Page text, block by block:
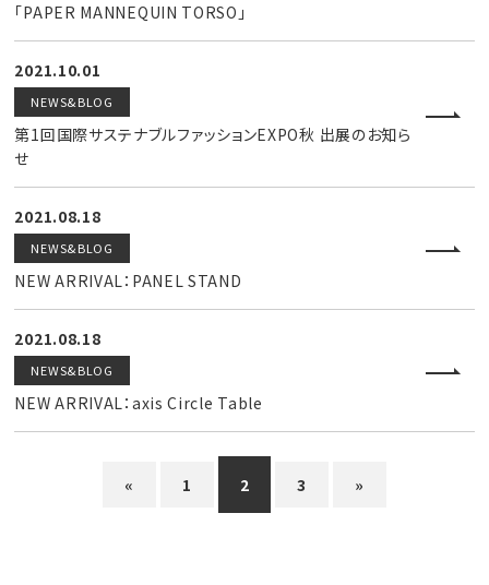
「PAPER MANNEQUIN TORSO」
2021.10.01
NEWS&BLOG
第1回国際サステナブルファッションEXPO秋 出展のお知ら
せ
2021.08.18
NEWS&BLOG
NEW ARRIVAL：PANEL STAND
2021.08.18
NEWS&BLOG
NEW ARRIVAL：axis Circle Table
« 1 2 3 »